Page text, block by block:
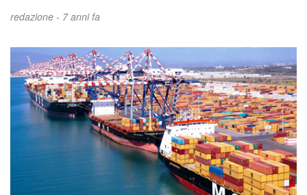
redazione - 7 anni fa